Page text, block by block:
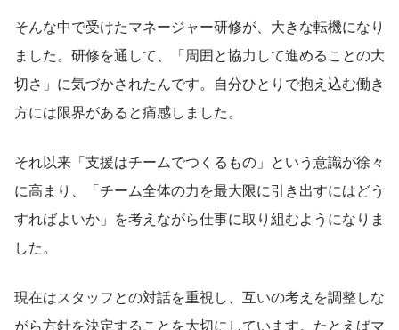
そんな中で受けたマネージャー研修が、大きな転機になり
ました。研修を通して、「周囲と協力して進めることの大
切さ」に気づかされたんです。自分ひとりで抱え込む働き
方には限界があると痛感しました。
それ以来「支援はチームでつくるもの」という意識が徐々
に高まり、「チーム全体の力を最大限に引き出すにはどう
すればよいか」を考えながら仕事に取り組むようになりま
した。
現在はスタッフとの対話を重視し、互いの考えを調整しな
がら方針を決定することを大切にしています。たとえばマ